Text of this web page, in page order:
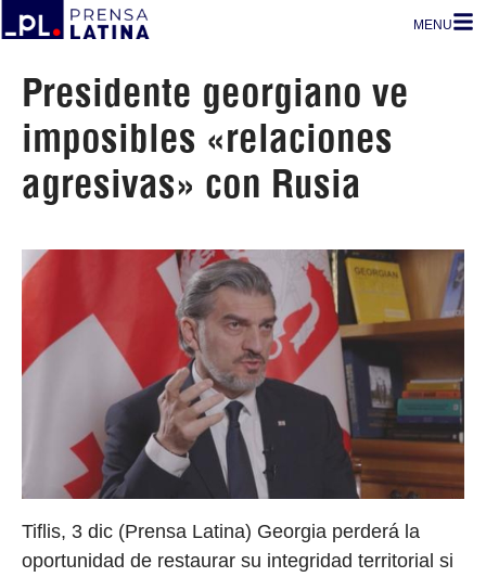
MENU
Presidente georgiano ve
imposibles «relaciones
agresivas» con Rusia
Tiflis, 3 dic (Prensa Latina) Georgia perderá la
oportunidad de restaurar su integridad territorial si